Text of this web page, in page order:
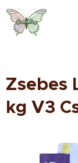
Zsebes
kg V3